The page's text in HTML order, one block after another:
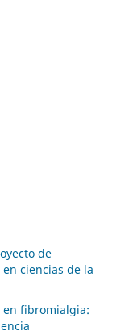
de
ciencias de la
en fibromialgia: